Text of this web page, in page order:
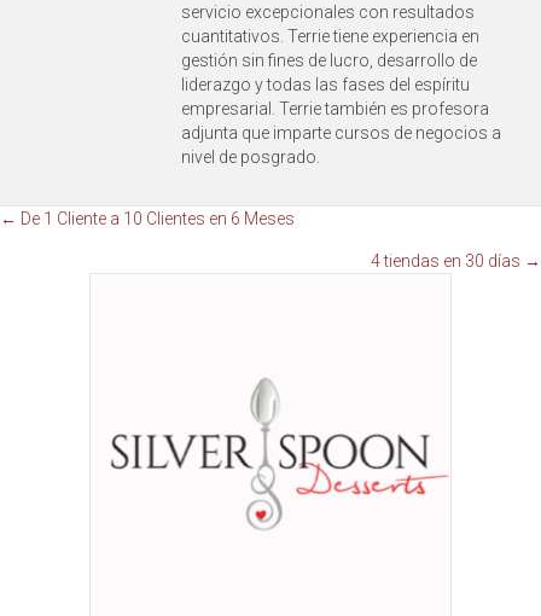
servicio excepcionales con resultados
cuantitativos. Terrie tiene experiencia en
gestión sin fines de lucro, desarrollo de
liderazgo y todas las fases del espíritu
empresarial. Terrie también es profesora
adjunta que imparte cursos de negocios a
nivel de posgrado.
Navegación
← De 1 Cliente a 10 Clientes en 6 Meses
4 tiendas en 30 días →